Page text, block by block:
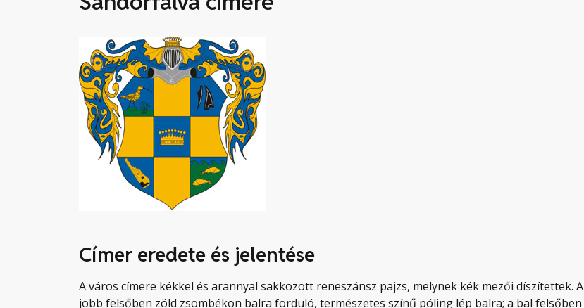
Címer eredete és jelentése
A város címere kékkel és arannyal sakkozott reneszánsz pajzs, melynek kék mezői díszítettek. A
jobb felsőben zöld zsombékon balra forduló, természetes színű póling lép balra; a bal felsőben